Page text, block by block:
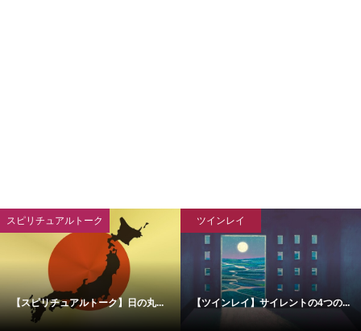
スピリチュアルトーク
【スピリチュアルトーク】日の丸...
ツインレイ
【ツインレイ】サイレントの4つの...